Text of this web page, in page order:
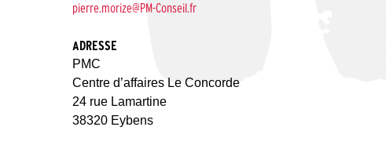
pierre.morize@PM-Conseil.fr
ADRESSE
PMC
Centre d’affaires Le Concorde
24 rue Lamartine
38320 Eybens